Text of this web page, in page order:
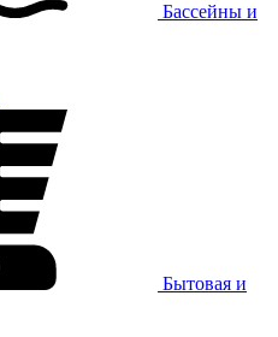
Бассейны и
Бытовая и